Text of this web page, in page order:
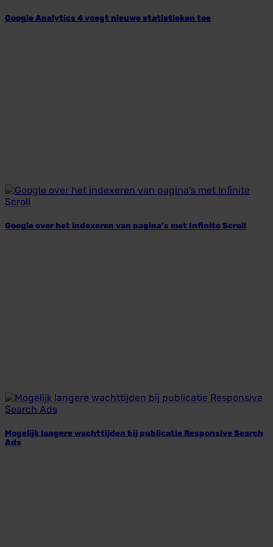
Google Analytics 4 voegt nieuwe statistieken toe
Google over het indexeren van pagina’s met Infinite Scroll
Mogelijk langere wachttijden bij publicatie Responsive Search
Ads